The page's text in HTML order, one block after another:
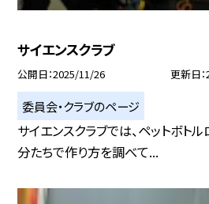
サイエンスクラブ
公開日 2025/11/26 更新日
委員会・クラブのページ
サイエンスクラブでは、ペットボト
分たちで作り方を調べて...